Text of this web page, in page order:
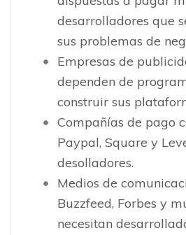
desarrolladores que
sus problemas de
Empresas de
dependen de
construir sus
Compañías de pago
Paypal, Square y
desolladores.
Medios de
Buzzfeed, Forbes y
necesitan